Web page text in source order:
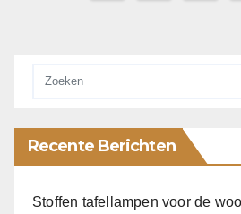
Recente Berichten
Stoffen tafellampen voor de